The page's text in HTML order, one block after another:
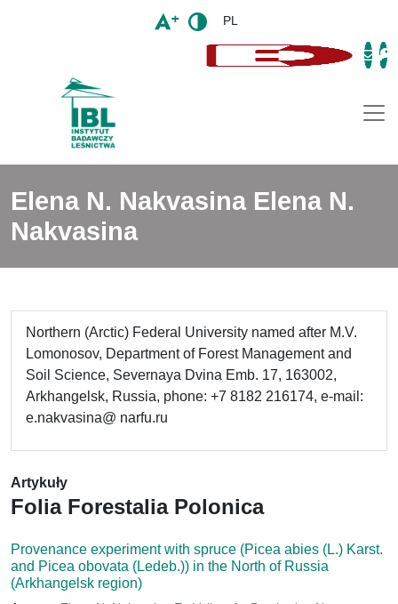
PL
Elena N. Nakvasina Elena N.
Nakvasina
Northern (Arctic) Federal University named after M.V.
Lomonosov, Department of Forest Management and
Soil Science, Severnaya Dvina Emb. 17, 163002,
Arkhangelsk, Russia, phone: +7 8182 216174, e-mail:
e.nakvasina@ narfu.ru
Artykuły
Folia Forestalia Polonica
Provenance experiment with spruce (Picea abies (L.) Karst.
and Picea obovata (Ledeb.)) in the North of Russia
(Arkhangelsk region)